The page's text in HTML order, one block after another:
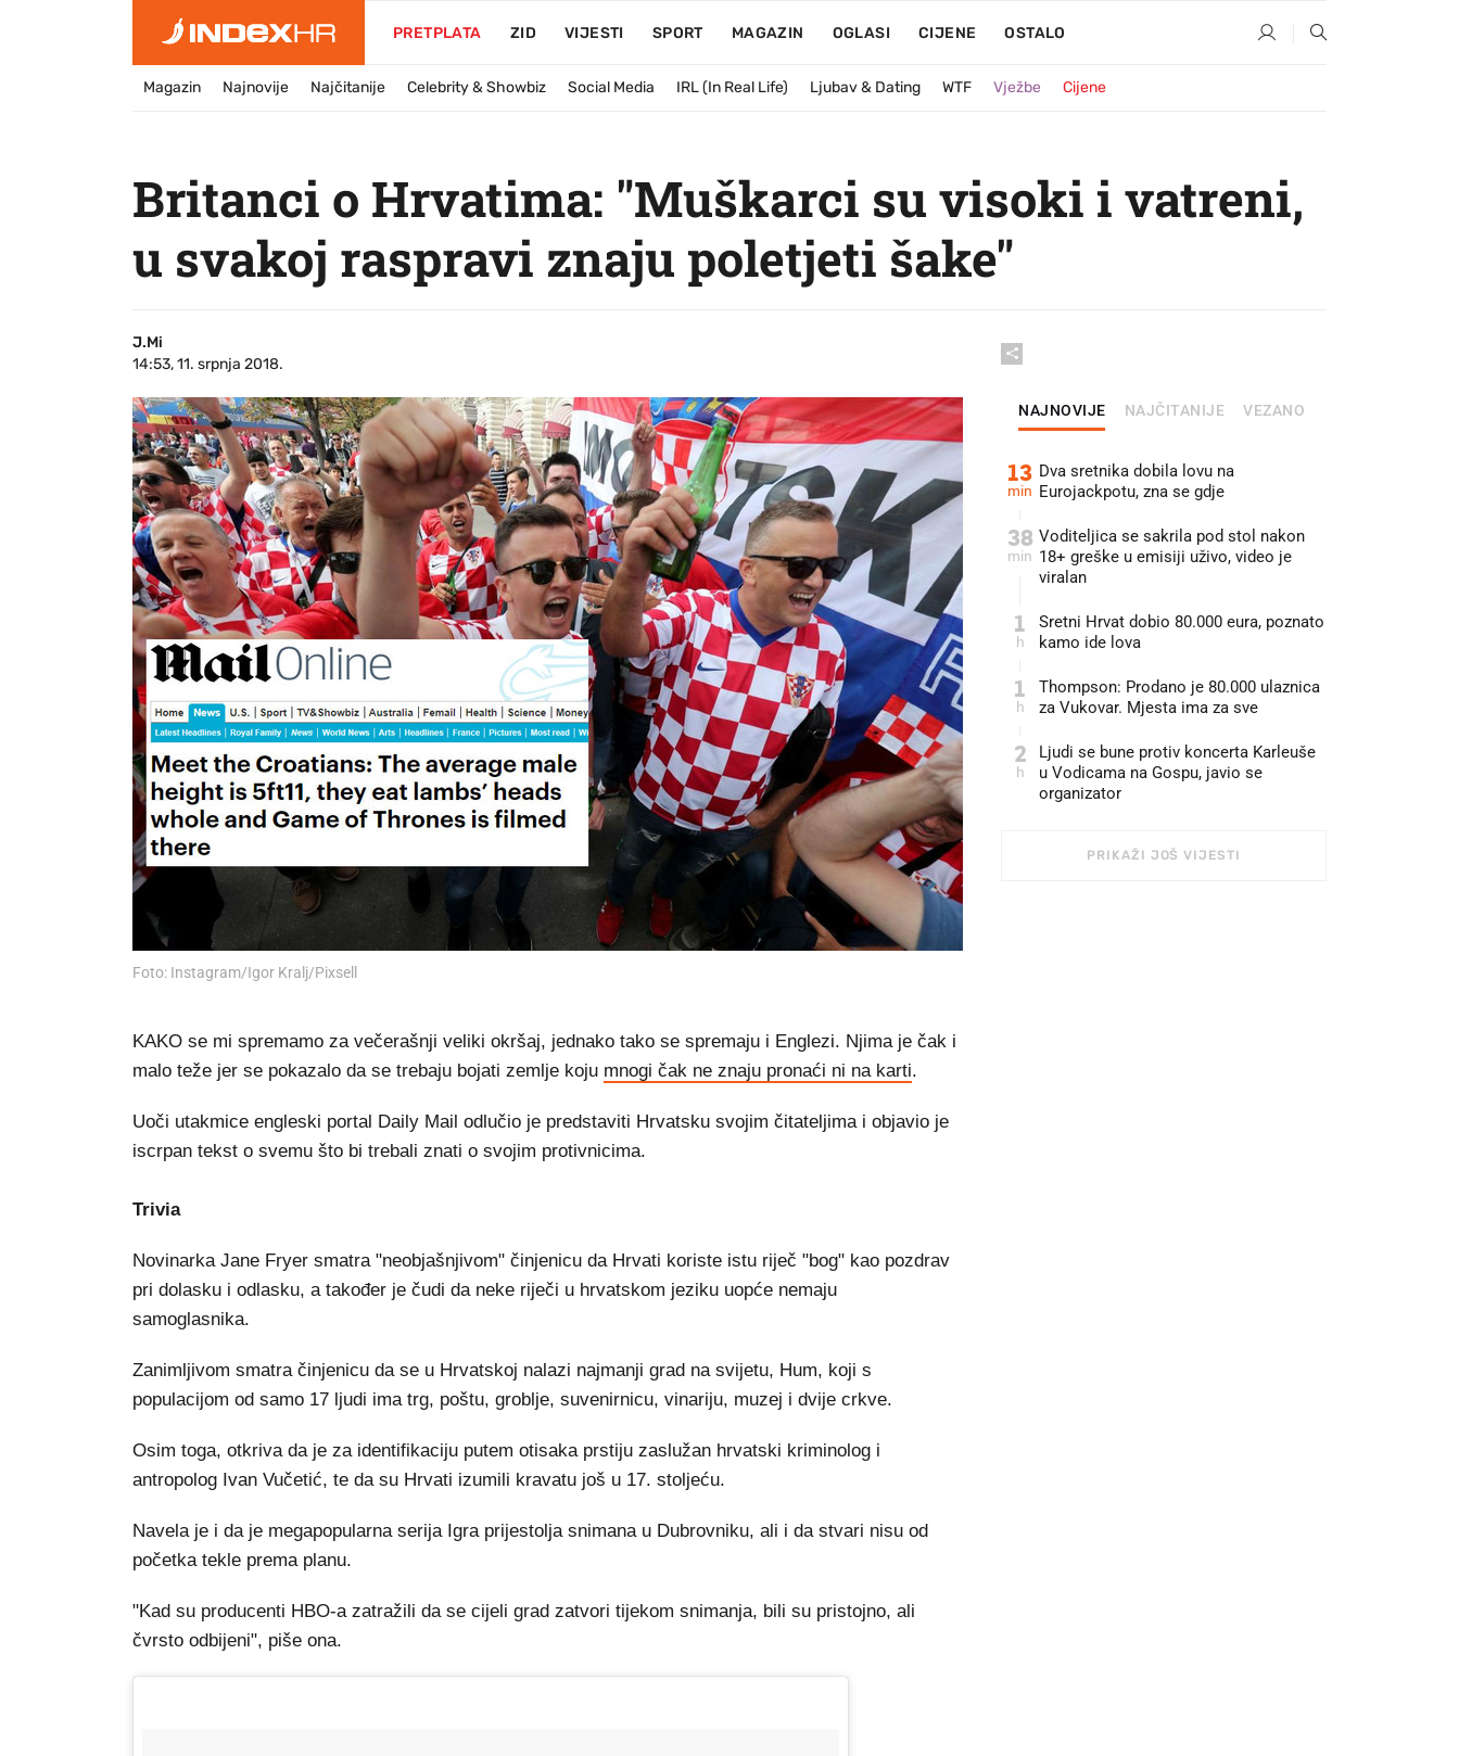
PRETPLATA ZID VIJESTI SPORT MAGAZIN OGLASI CIJENE OSTALO
Magazin Najnovije Najčitanije Celebrity & Showbiz Social Media IRL (In Real Life) Ljubav & Dating WTF Vježbe Cijene
Britanci o Hrvatima: "Muškarci su visoki i vatreni,
u svakoj raspravi znaju poletjeti šake"
J.Mi
14:53, 11. srpnja 2018.
Foto: Instagram/Igor Kralj/Pixsell
KAKO se mi spremamo za večerašnji veliki okršaj, jednako tako se spremaju i Englezi. Njima je čak i
malo teže jer se pokazalo da se trebaju bojati zemlje koju mnogi čak ne znaju pronaći ni na karti.
Uoči utakmice engleski portal Daily Mail odlučio je predstaviti Hrvatsku svojim čitateljima i objavio je
iscrpan tekst o svemu što bi trebali znati o svojim protivnicima.
Trivia
Novinarka Jane Fryer smatra "neobjašnjivom" činjenicu da Hrvati koriste istu riječ "bog" kao pozdrav
pri dolasku i odlasku, a također je čudi da neke riječi u hrvatskom jeziku uopće nemaju
samoglasnika.
Zanimljivom smatra činjenicu da se u Hrvatskoj nalazi najmanji grad na svijetu, Hum, koji s
populacijom od samo 17 ljudi ima trg, poštu, groblje, suvenirnicu, vinariju, muzej i dvije crkve.
Osim toga, otkriva da je za identifikaciju putem otisaka prstiju zaslužan hrvatski kriminolog i
antropolog Ivan Vučetić, te da su Hrvati izumili kravatu još u 17. stoljeću.
Navela je i da je megapopularna serija Igra prijestolja snimana u Dubrovniku, ali i da stvari nisu od
početka tekle prema planu.
"Kad su producenti HBO-a zatražili da se cijeli grad zatvori tijekom snimanja, bili su pristojno, ali
čvrsto odbijeni", piše ona.
NAJNOVIJE NAJČITANIJE VEZANO
13
min
Dva sretnika dobila lovu na
Eurojackpotu, zna se gdje
38
min
Voditeljica se sakrila pod stol nakon
18+ greške u emisiji uživo, video je
viralan
1
h
Sretni Hrvat dobio 80.000 eura, poznato
kamo ide lova
1
h
Thompson: Prodano je 80.000 ulaznica
za Vukovar. Mjesta ima za sve
2
h
Ljudi se bune protiv koncerta Karleuše
u Vodicama na Gospu, javio se
organizator
PRIKAŽI JOŠ VIJESTI